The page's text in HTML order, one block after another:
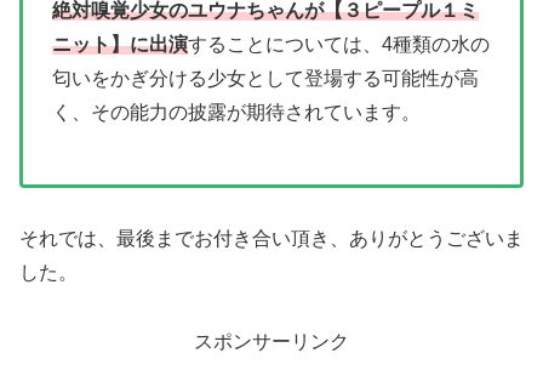
絶対嗅覚少女のユウナちゃんが【３ピープル１ミ
ニット】に出演することについては、4種類の水の
匂いをかぎ分ける少女として登場する可能性が高
く、その能力の披露が期待されています。
それでは、最後までお付き合い頂き、ありがとうございま
した。
スポンサーリンク